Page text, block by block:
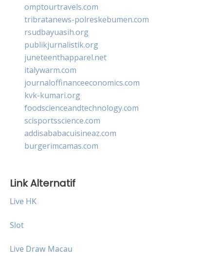
omptourtravels.com
tribratanews-polreskebumen.com
rsudbayuasih.org
publikjurnalistik.org
juneteenthapparel.net
italywarm.com
journaloffinanceeconomics.com
kvk-kumari.org
foodscienceandtechnology.com
scisportsscience.com
addisababacuisineaz.com
burgerimcamas.com
Link Alternatif
Live HK
Slot
Live Draw Macau